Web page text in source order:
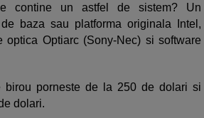
contine un astfel de sistem? Un
baza sau platforma originala Intel,
optica Optiarc (Sony-Nec) si software
birou porneste de la 250 de dolari si
dolari.